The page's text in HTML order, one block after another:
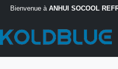
Bienvenue à ANHUI SOCOOL